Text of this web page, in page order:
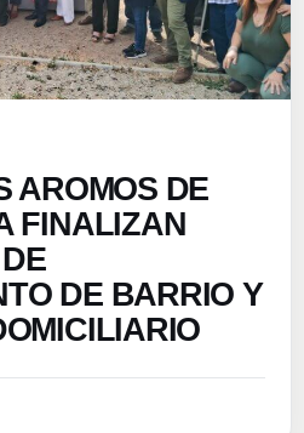
AROMOS DE
FINALIZAN
DE BARRIO Y